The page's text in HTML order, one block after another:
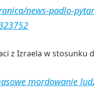
news-padlo-
z Izraela w stosunku
mordowanie